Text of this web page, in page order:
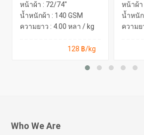
หน้าผ้า : 72/74"
น้ำหนักผ้า : 140 GSM
ความยาว : 4.00 หลา / kg
128 ฿/kg
หน้าผ้า
น้ำหนัก
ความย
Who We Are